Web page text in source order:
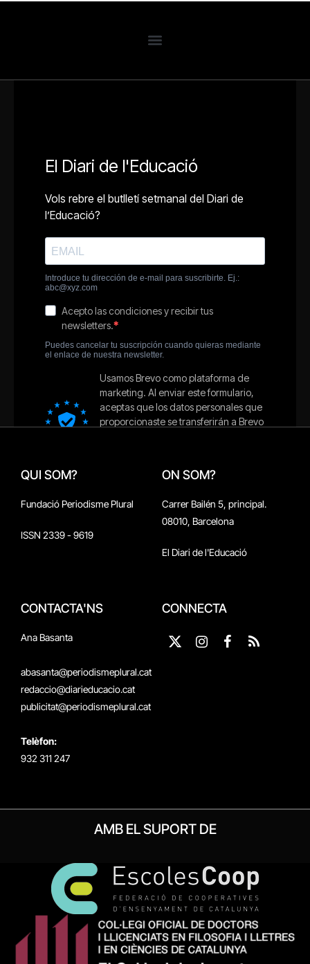
QUI SOM?
Fundació Periodisme Plural
ISSN 2339 - 9619
ON SOM?
Carrer Bailén 5, principal.
08010, Barcelona
El Diari de l'Educació
CONTACTA'NS
Ana Basanta
abasanta@periodismeplural.cat
redaccio@diarieducacio.cat
publicitat@periodismeplural.cat
Telèfon:
932 311 247
CONNECTA
X
Instagram
Facebook
RSS
AMB EL SUPORT DE